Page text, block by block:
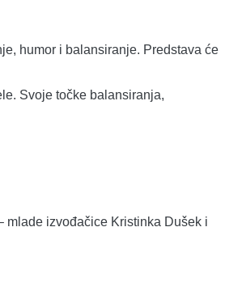
humor i balansiranje. Predstava će
Svoje točke balansiranja,
mlade izvođačice Kristinka Dušek i